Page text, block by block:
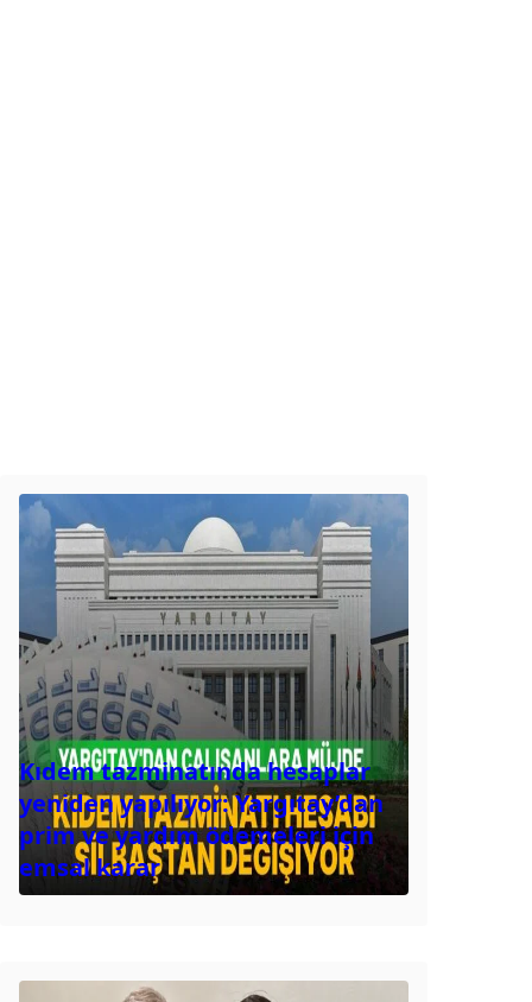
Kıdem tazminatında hesaplar
yeniden yapılıyor: Yargıtay’dan
prim ve yardım ödemeleri için
emsal karar